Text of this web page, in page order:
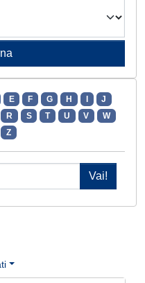
E F G H
J
R S T U V
W
Z